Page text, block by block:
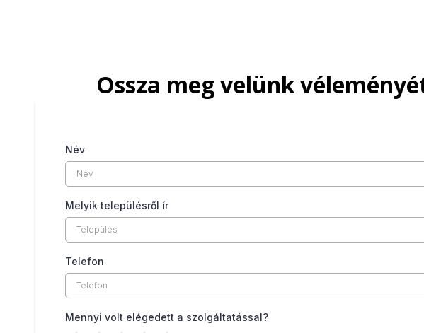
Ossza meg velünk
Név
Melyik településről ír
Telefon
Mennyi volt elégedett a szolgáltatással?